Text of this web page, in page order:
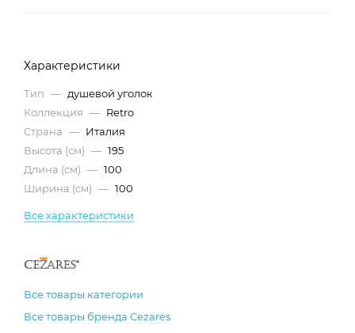
Характеристики
Тип — душевой уголок
Коллекция — Retro
Страна — Италия
Высота (см) — 195
Длина (см) — 100
Ширина (см) — 100
Все характеристики
Все товары категории
Все товары бренда Cezares